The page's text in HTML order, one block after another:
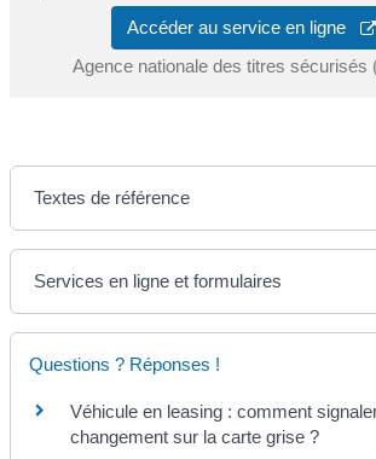
Accéder au service en ligne
Agence nationale des titres sécurisés
Textes de référence
Services en ligne et formulaires
Questions ? Réponses !
Véhicule en leasing : comment
changement sur la carte grise ?